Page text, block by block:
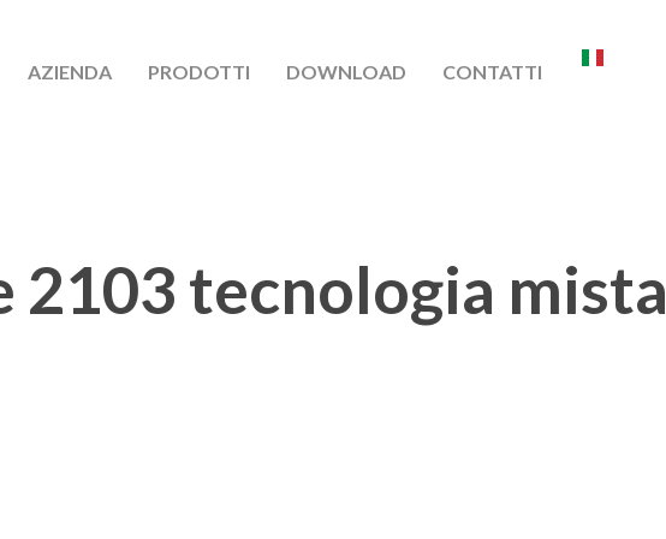
AZIENDA PRODOTTI DOWNLOAD CONTATTI
2103 tecnologia mista